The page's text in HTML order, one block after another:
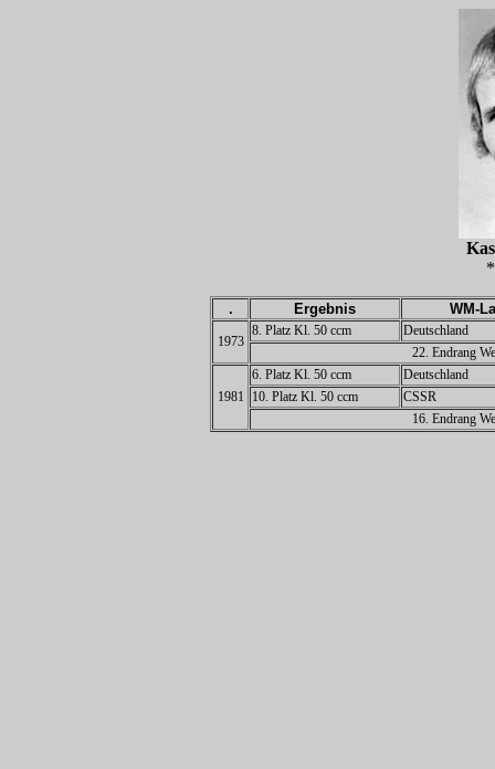
. Ergebnis WM-
1973
8. Platz Kl. 50 ccm
Deutschland
22. Endrang
1981
6. Platz Kl. 50 ccm
Deutschland
10. Platz Kl. 50 ccm
CSSR
16. Endrang